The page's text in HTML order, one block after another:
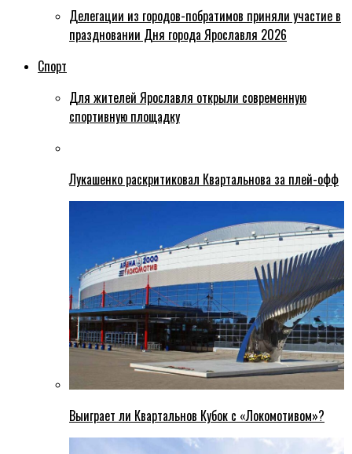
Делегации из городов-побратимов приняли участие в
праздновании Дня города Ярославля 2026
Спорт
Для жителей Ярославля открыли современную
спортивную площадку
Лукашенко раскритиковал Квартальнова за плей-офф
Выиграет ли Квартальнов Кубок с «Локомотивом»?